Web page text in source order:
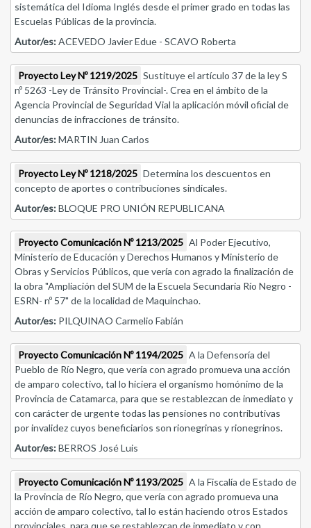
sistemática del Idioma Inglés desde el primer grado en todas las
Escuelas Públicas de la provincia.
Autor/es:ACEVEDO Javier Edue - SCAVO Roberta
Proyecto Ley Nº 1219/2025 Sustituye el artículo 37 de la ley S
nº 5263 -Ley de Tránsito Provincial-. Crea en el ámbito de la
Agencia Provincial de Seguridad Vial la aplicación móvil oficial de
denuncias de infracciones de tránsito.
Autor/es:MARTIN Juan Carlos
Proyecto Ley Nº 1218/2025 Determina los descuentos en
concepto de aportes o contribuciones sindicales.
Autor/es:BLOQUE PRO UNIÓN REPUBLICANA
Proyecto Comunicación Nº 1213/2025 Al Poder Ejecutivo,
Ministerio de Educación y Derechos Humanos y Ministerio de
Obras y Servicios Públicos, que vería con agrado la finalización de
la obra "Ampliación del SUM de la Escuela Secundaria Río Negro -
ESRN- nº 57" de la localidad de Maquinchao.
Autor/es: PILQUINAO Carmelio Fabián
Proyecto Comunicación Nº 1194/2025 A la Defensoría del
Pueblo de Río Negro, que vería con agrado promueva una acción
de amparo colectivo, tal lo hiciera el organismo homónimo de la
Provincia de Catamarca, para que se restablezcan de inmediato y
con carácter de urgente todas las pensiones no contributivas
por invalidez cuyos beneficiarios son rionegrinas y rionegrinos.
Autor/es:BERROS José Luis
Proyecto Comunicación Nº 1193/2025 A la Fiscalía de Estado de
la Provincia de Río Negro, que vería con agrado promueva una
acción de amparo colectivo, tal lo están haciendo otros Estados